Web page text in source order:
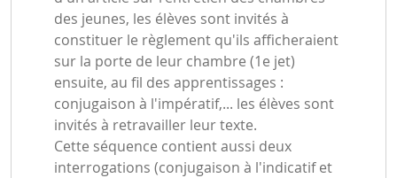
des jeunes, les élèves sont invités à
constituer le règlement qu'ils afficheraient
sur la porte de leur chambre (1e jet)
ensuite, au fil des apprentissages :
conjugaison à l'impératif,... les élèves sont
invités à retravailler leur texte.
Cette séquence contient aussi deux
interrogations (conjugaison à l'indicatif et